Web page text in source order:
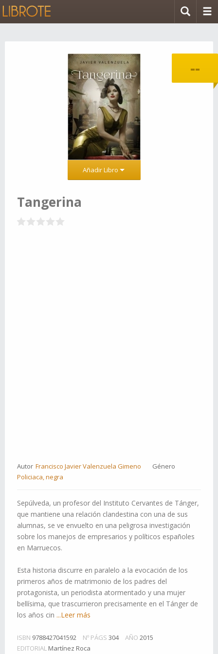
--
Añadir Libro
Tangerina
Autor Francisco Javier Valenzuela Gimeno
Género
Policiaca, negra
Sepúlveda, un profesor del Instituto Cer­vantes de Tánger,
que mantiene una rela­ción clandestina con una de sus
alumnas, se ve envuelto en una peligrosa investi­gación
sobre los manejos de empresarios y políticos españoles
en Marruecos.
Esta historia discurre en paralelo a la evocación de los
primeros años de ma­trimonio de los padres del
protagonista, un periodista atormentado y una mujer
bellísima, que trascurrieron precisamen­te en el Tánger de
los años cin ...Leer más
ISBN 9788427041592 Nº PÁGS 304 AÑO 2015
EDITORIAL Martínez Roca